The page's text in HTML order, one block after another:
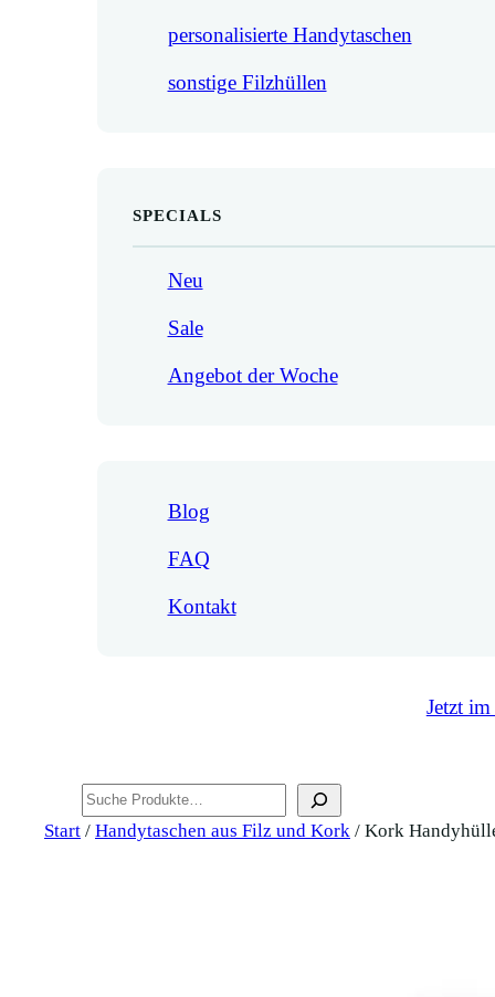
personalisierte Handytaschen
sonstige Filzhüllen
SPECIALS
Neu
Sale
Angebot der Woche
Blog
FAQ
Kontakt
Jetzt
Start / Handytaschen aus Filz und Kork / Kork